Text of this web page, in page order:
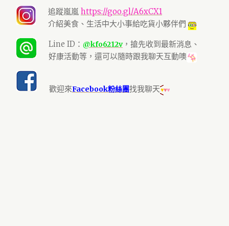
追蹤嵐嵐 https://goo.gl/A6xCX1
介紹美食、生活中大小事給吃貨小夥伴們
Line ID： @kfo6212v，搶先收到最新消息、
好康活動等，還可以隨時跟我聊天互動噢
歡迎來Facebook粉絲團找我聊天